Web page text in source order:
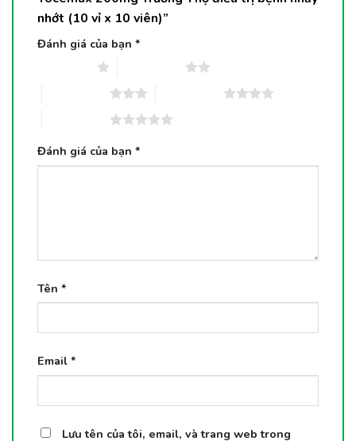
nhớt (10 vỉ x 10 viên)”
Đánh giá của bạn *
Đánh giá của bạn *
Tên *
Email *
Lưu tên của tôi, email, và trang web trong